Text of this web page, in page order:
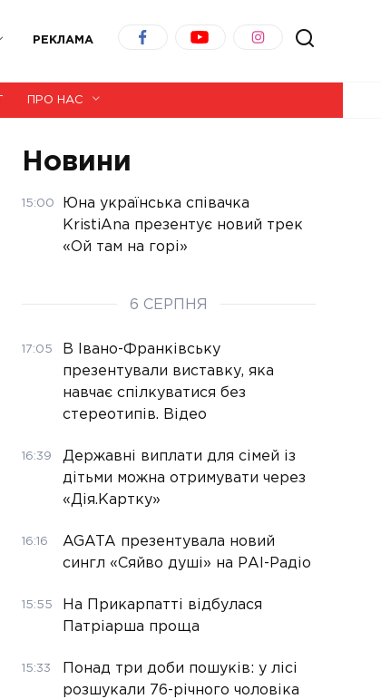
РЕКЛАМА
ПРО НАС
Новини
15:00
Юна українська співачка
KristiAna презентує новий трек
«Ой там на горі»
6 СЕРПНЯ
17:05
В Івано-Франківську
презентували виставку, яка
навчає спілкуватися без
стереотипів. Відео
16:39
Державні виплати для сімей із
дітьми можна отримувати через
«Дія.Картку»
16:16
AGATA презентувала новий
сингл «Сяйво душі» на РАІ-Радіо
15:55
На Прикарпатті відбулася
Патріарша проща
15:33
Понад три доби пошуків: у лісі
розшукали 76-річного чоловіка